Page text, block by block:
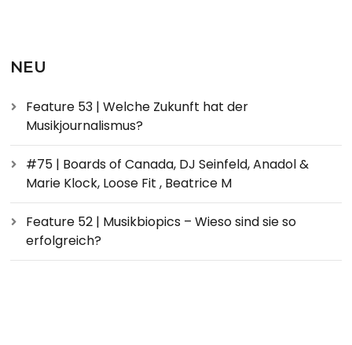
NEU
Feature 53 | Welche Zukunft hat der
Musikjournalismus?
#75 | Boards of Canada, DJ Seinfeld, Anadol &
Marie Klock, Loose Fit , Beatrice M
Feature 52 | Musikbiopics – Wieso sind sie so
erfolgreich?